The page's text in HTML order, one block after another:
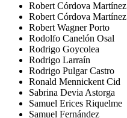
Robert Córdova Martínez
Robert Córdova Martínez
Robert Wagner Porto
Rodolfo Canelón Osal
Rodrigo Goycolea
Rodrigo Larraín
Rodrigo Pulgar Castro
Ronald Mennickent Cid
Sabrina Devia Astorga
Samuel Erices Riquelme
Samuel Fernández